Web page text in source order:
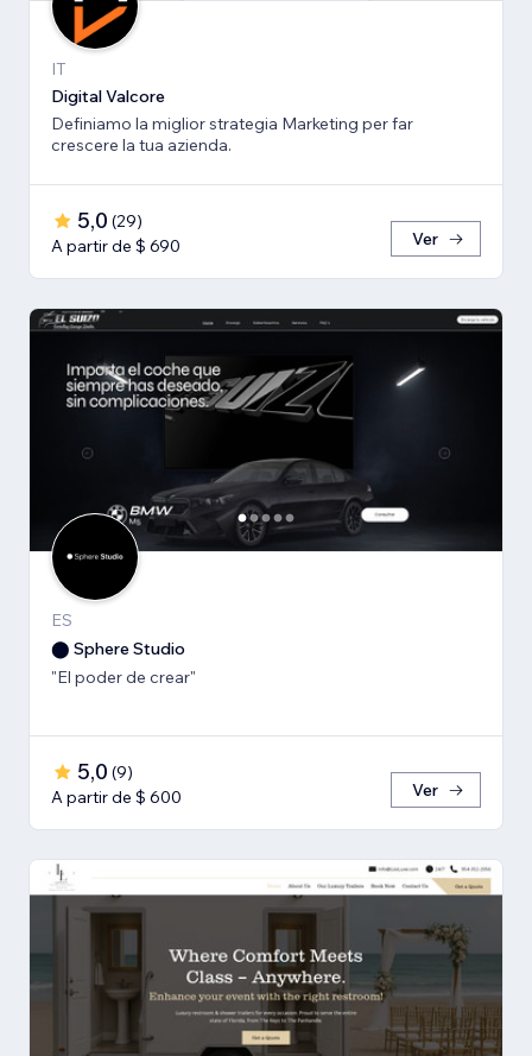
IT
Digital Valcore
Definiamo la miglior strategia Marketing per far
crescere la tua azienda.
5,0 (29)
A partir de $ 690
Ver
ES
⬤ Sphere Studio
"El poder de crear"
5,0 (9)
A partir de $ 600
Ver